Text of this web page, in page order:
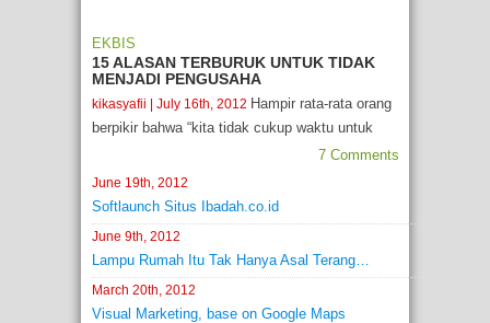
EKBIS
15 ALASAN TERBURUK UNTUK TIDAK
MENJADI PENGUSAHA
kikasyafii | July 16th, 2012 Hampir rata-rata orang
berpikir bahwa “kita tidak cukup waktu untuk
7 Comments
June 19th, 2012
Softlaunch Situs Ibadah.co.id
June 9th, 2012
Lampu Rumah Itu Tak Hanya Asal Terang…
March 20th, 2012
Visual Marketing, base on Google Maps